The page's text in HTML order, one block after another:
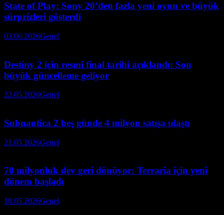
State of Play: Sony 20’den fazla yeni oyun ve büyük
sürprizleri gösterdi
03.06.2026Genel
Destiny 2 için resmi final tarihi açıklandı: Son
büyük güncelleme geliyor
22.05.2026Genel
Subnautica 2 beş günde 4 milyon satışa ulaştı
21.05.2026Genel
70 milyonluk dev geri dönüyor: Terraria için yeni
dönem başladı
18.05.2026Genel